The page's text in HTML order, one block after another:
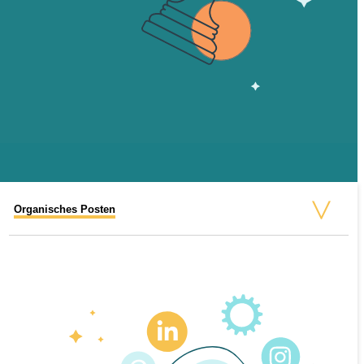
Organisches Posten